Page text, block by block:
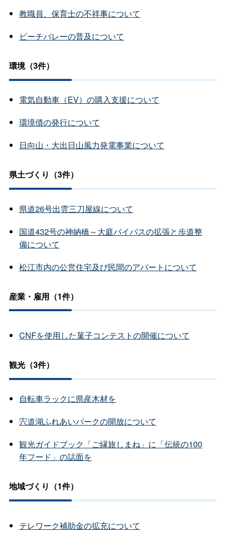
教職員、保育士の不祥事について
ビーチバレーの普及について
環境（3件）
電気自動車（EV）の購入支援について
環境債の発行について
日向山・大出日山風力発電事業について
県土づくり（3件）
県道26号出雲三刀屋線について
国道432号の神納橋～大庭バイパスの拡張と歩道整
備について
松江市内の公営住宅及び民間のアパートについて
産業・雇用（1件）
CNFを使用した菓子コンテストの開催について
観光（3件）
自転車ラックに県産木材を
宍道湖ふれあいパークの開放について
観光ガイドブック「ご縁旅しまね」に「伝統の100
年フード」の誌面を
地域づくり（1件）
テレワーク補助金の拡充について